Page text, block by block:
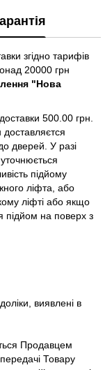
згідно тарифів
20000 грн
"Нова
500.00 грн.
дверей. У разі
підйому
ліфта, або
ліфті або якщо
підйом на поверх з
виявлені в
Продавцем
Товару